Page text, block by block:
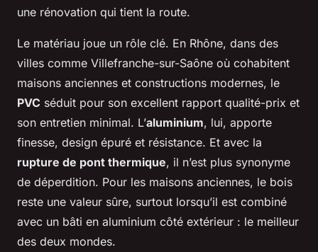
une rénovation qui tient la route.
Le matériau joue un rôle clé. En Rhône, dans des
villes comme Villefranche-sur-Saône où cohabitent
maisons anciennes et constructions modernes, le
PVC séduit pour son excellent rapport qualité-prix et
son entretien minimal. L’aluminium, lui, apporte
finesse, design épuré et résistance. Et avec la
rupture de pont thermique, il n’est plus synonyme
de déperdition. Pour les maisons anciennes, le bois
reste une valeur sûre, surtout lorsqu’il est combiné
avec un bâti en aluminium côté extérieur : le meilleur
des deux mondes.